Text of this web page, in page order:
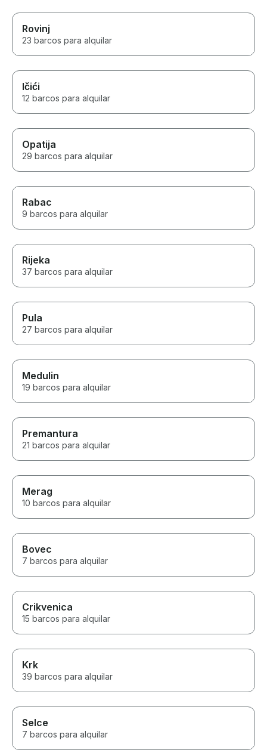
Rovinj
23 barcos para alquilar
Ičići
12 barcos para alquilar
Opatija
29 barcos para alquilar
Rabac
9 barcos para alquilar
Rijeka
37 barcos para alquilar
Pula
27 barcos para alquilar
Medulin
19 barcos para alquilar
Premantura
21 barcos para alquilar
Merag
10 barcos para alquilar
Bovec
7 barcos para alquilar
Crikvenica
15 barcos para alquilar
Krk
39 barcos para alquilar
Selce
7 barcos para alquilar